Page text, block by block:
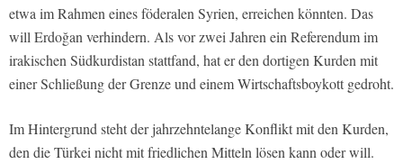
etwa im Rahmen eines föderalen Syrien, erreichen könnten. Das
will Erdoğan verhindern. Als vor zwei Jahren ein Referendum im
irakischen Südkurdistan stattfand, hat er den dortigen Kurden mit
einer Schließung der Grenze und einem Wirtschaftsboykott gedroht.
Im Hintergrund steht der jahrzehntelange Konflikt mit den Kurden,
den die Türkei nicht mit friedlichen Mitteln lösen kann oder will.